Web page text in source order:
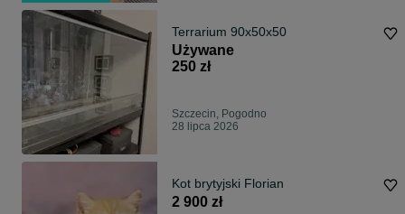
Terrarium 90x50x50
Używane
250 zł
Szczecin, Pogodno
28 lipca 2026
Kot brytyjski Florian
2 900 zł